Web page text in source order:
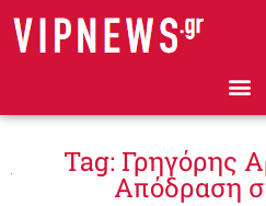
Tag: Γρηγόρης
Απόδραση